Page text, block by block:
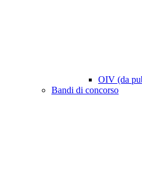
OIV (da
Bandi di concorso